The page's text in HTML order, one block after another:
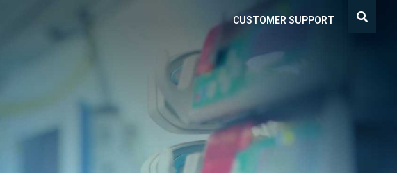
CUSTOMER SUPPORT